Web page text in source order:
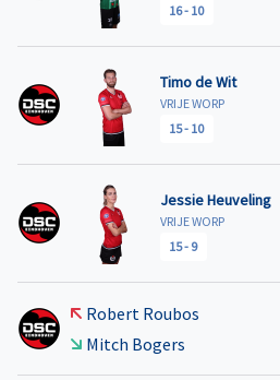
16- 10
Timo de Wit
VRIJE WORP
15- 10
Jessie Heuveling
VRIJE WORP
15- 9
Robert Roubos
Mitch Bogers